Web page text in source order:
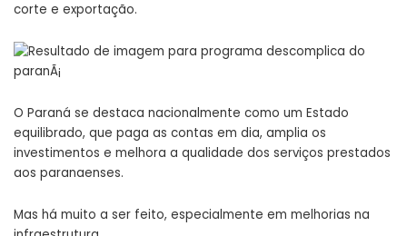
corte e exportação.
O Paraná se destaca nacionalmente como um Estado
equilibrado, que paga as contas em dia, amplia os
investimentos e melhora a qualidade dos serviços prestados
aos paranaenses.
Mas há muito a ser feito, especialmente em melhorias na